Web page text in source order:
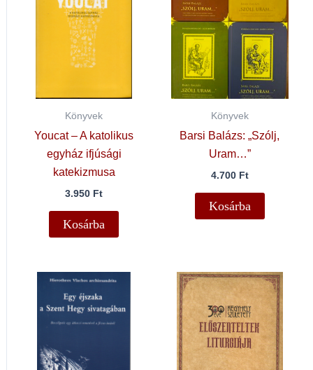
Könyvek
Youcat – A katolikus
egyház ifjúsági
katekizmusa
3.950 Ft
Kosárba
Könyvek
Barsi Balázs: „Szólj,
Uram…”
4.700 Ft
Kosárba